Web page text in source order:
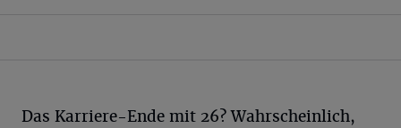
Das Karriere-Ende mit 26? Wahrscheinlich,